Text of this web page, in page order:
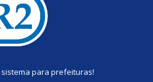
sistema para prefeituras!